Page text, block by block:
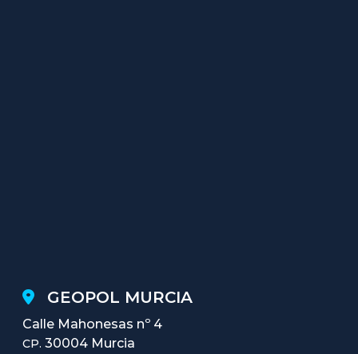
GEOPOL MURCIA
Calle Mahonesas nº 4
CP. 30004 Murcia